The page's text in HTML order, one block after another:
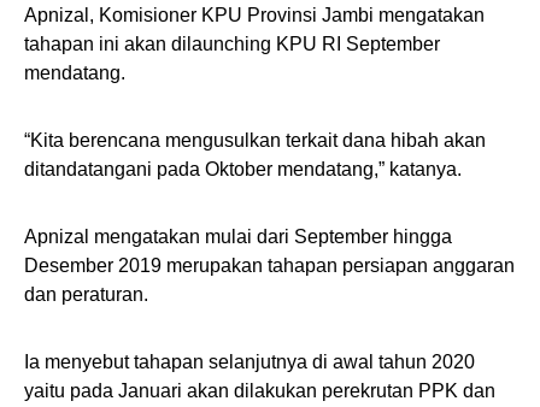
Apnizal, Komisioner KPU Provinsi Jambi mengatakan
tahapan ini akan dilaunching KPU RI September
mendatang.
“Kita berencana mengusulkan terkait dana hibah akan
ditandatangani pada Oktober mendatang,” katanya.
Apnizal mengatakan mulai dari September hingga
Desember 2019 merupakan tahapan persiapan anggaran
dan peraturan.
Ia menyebut tahapan selanjutnya di awal tahun 2020
yaitu pada Januari akan dilakukan perekrutan PPK dan